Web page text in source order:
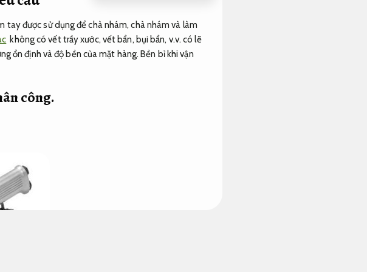
tay được sử dụng để chà nhám, chà nhám và làm
không có vết trầy xước, vết bẩn, bụi bẩn, v.v. có lẽ
ổn định và độ bền của mặt hàng.Bền bỉ khi vận
công.